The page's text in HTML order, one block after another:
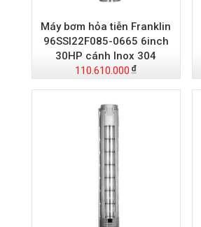
Máy bơm hỏa tiễn Franklin
96SSI22F085-0665 6inch
30HP cánh Inox 304
110.610.000